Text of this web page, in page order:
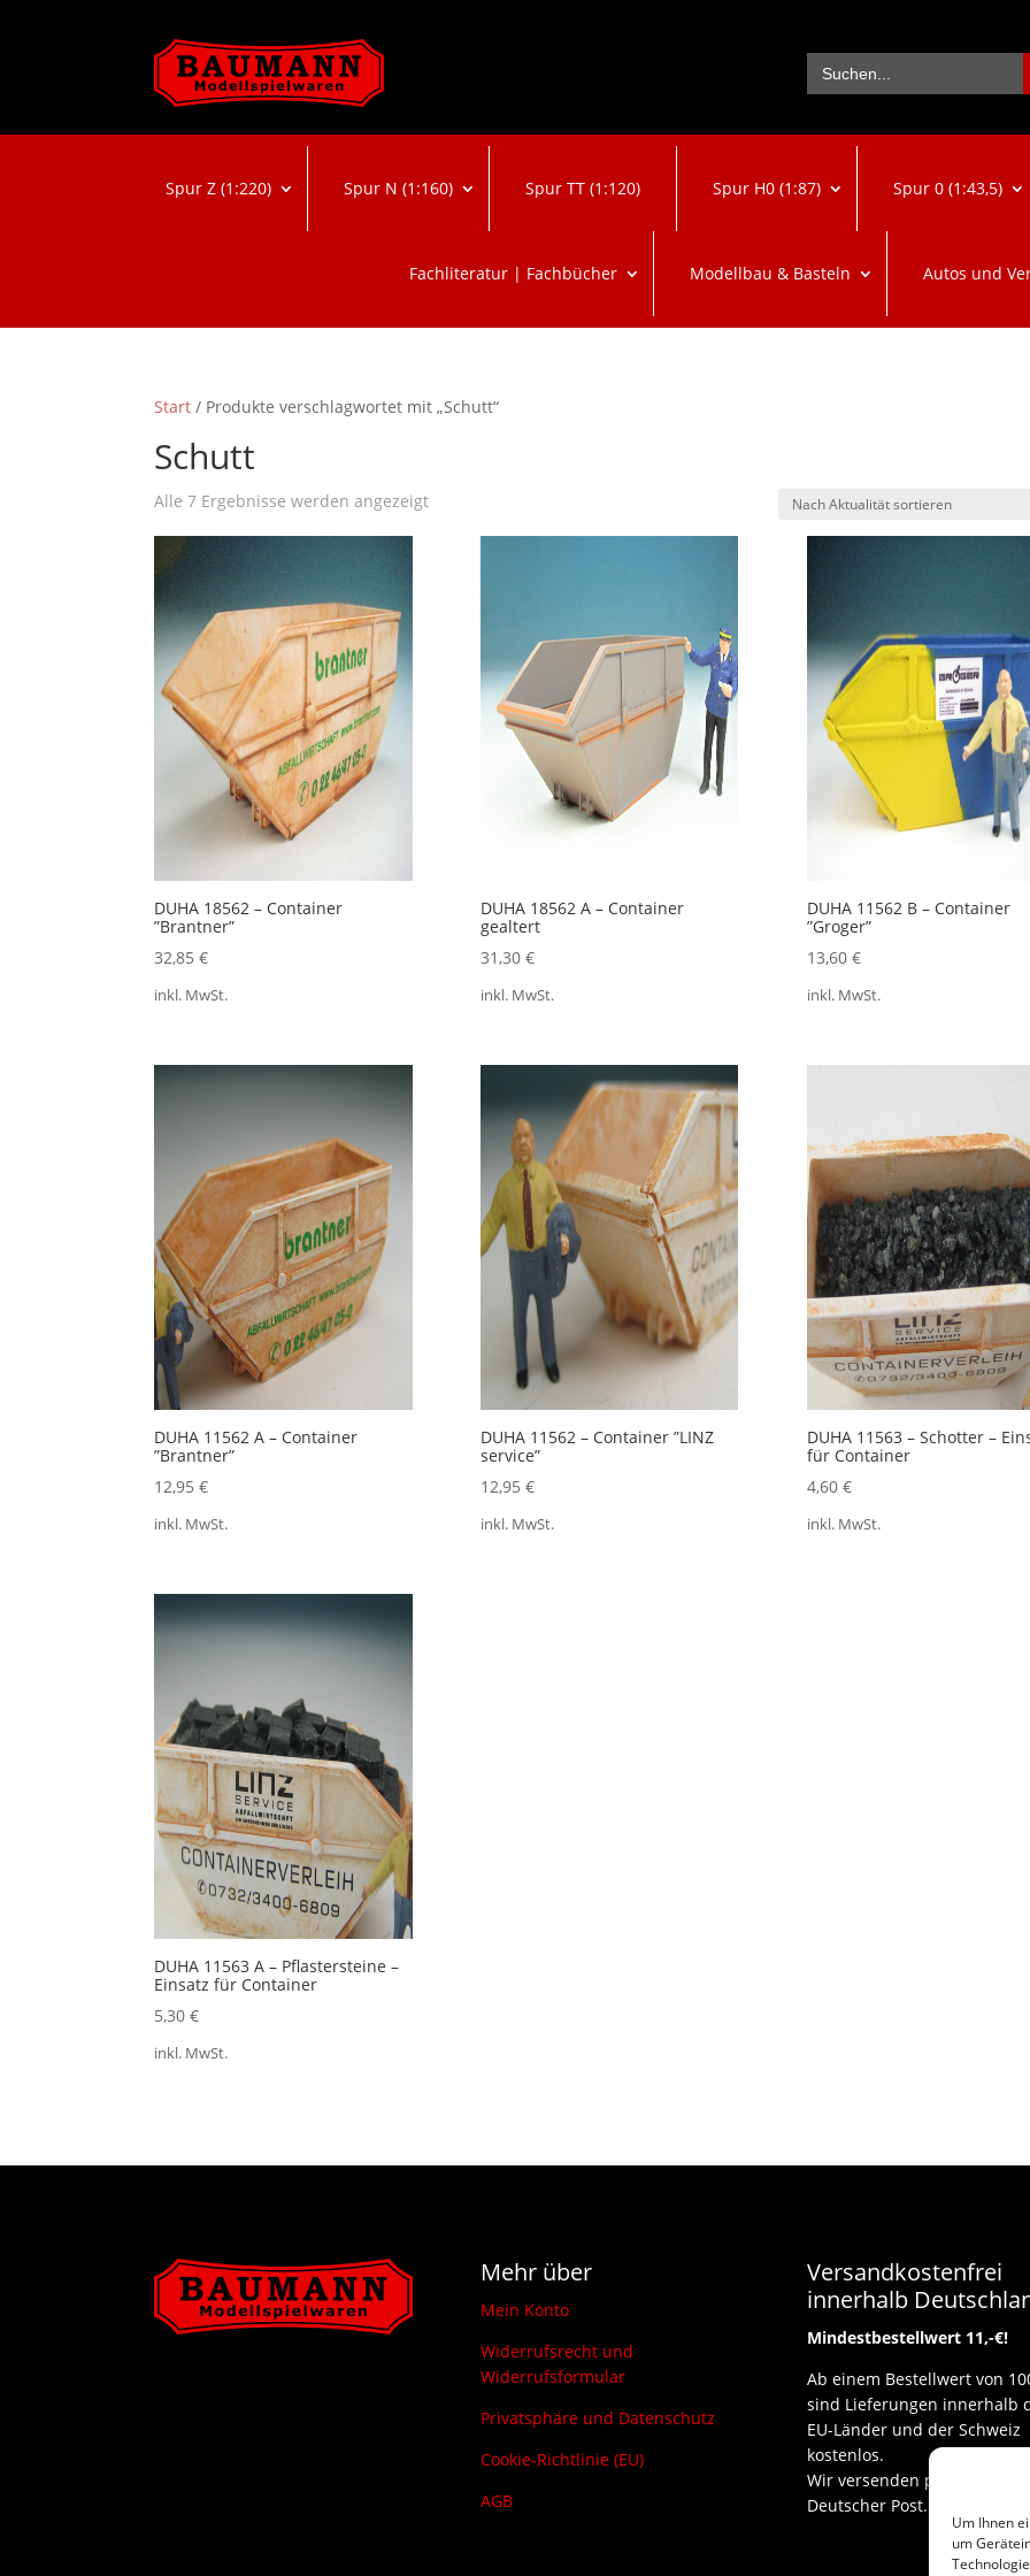
Um Ihnen
um
Search
for:
Spur Z (1:220) Spur N (1:160) Spur TT (1:120) Spur H0 (1:87) Spur 0 (1:43,5)
Fachliteratur | Fachbücher Modellbau & Basteln Autos und
Start / Produkte verschlagwortet mit „Schutt“
Schutt
Alle 7 Ergebnisse werden angezeigtNach
DUHA 18562 – Container
”Brantner”
32,85€
inkl. MwSt.
DUHA 18562 A – Container
gealtert
31,30 €
inkl. MwSt.
DUHA 11562 B – Container
”Groger”
13,60 €
inkl. MwSt.
DUHA 11562 A – Container
”Brantner”
12,95€
inkl. MwSt.
DUHA 11562 – Container ”LINZ
service”
12,95 €
inkl. MwSt.
DUHA 11563 – Schotter –
für Container
4,60 €
inkl. MwSt.
DUHA 11563 A – Pflastersteine –
Einsatz für Container
5,30€
inkl. MwSt.
Mehr über
Mein Konto
Widerrufsrecht und
Widerrufsformular
Privatsphäre und Datenschutz
Cookie-Richtlinie (EU)
AGB
Versandkostenfrei
innerhalb
Mindestbestellwert 11,-€!
Ab einem Bestellwert von
sind Lieferungen innerhalb
EU-Länder und der Schweiz
kostenlos.
Wir versenden per DHL und
Deutscher Post.